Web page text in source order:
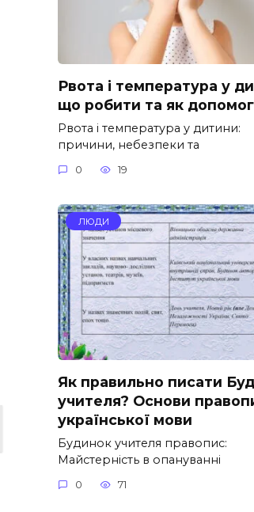
Рвота і температура у
що робити та як
Рвота і температура у дитини:
причини, небезпеки та
0 19
ЛЮДИ
Як правильно писати
учителя? Основи
української мови
Будинок учителя правопис:
Майстерність в опануванні
0 71